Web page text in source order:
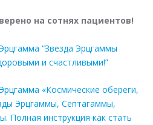
на сотнях пациентов!
“Звезда Эрцгаммы
и счастливыми!”
«Космические обереги,
Эрцгаммы, Септагаммы,
Полная инструкция как стать